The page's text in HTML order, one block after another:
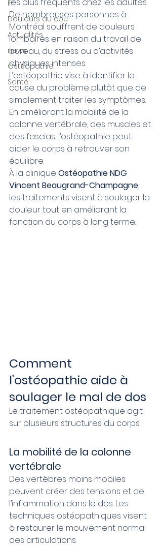
Fr
Douleurs au cou
Actualités
news
Ostéopathie
Santé
De nombreuses personnes à
Montréal souffrent de douleurs
lombaires en raison du travail de
bureau, du stress ou d’activités
physiques intenses.
L’ostéopathie vise à identifier la
cause du problème plutôt que de
simplement traiter les symptômes.
En améliorant la mobilité de la
colonne vertébrale, des muscles et
des fascias, l’ostéopathie peut
aider le corps à retrouver son
équilibre.
À la clinique Ostéopathie NDG
Vincent Beaugrand-Champagne,
les traitements visent à soulager la
douleur tout en améliorant la
fonction du corps à long terme.
Comment
l’ostéopathie aide à
soulager le mal de dos
Le traitement ostéopathique agit
sur plusieurs structures du corps.
La mobilité de la colonne
vertébrale
Des vertèbres moins mobiles
peuvent créer des tensions et de
l’inflammation dans le dos. Les
techniques ostéopathiques visent
à restaurer le mouvement normal
des articulations.